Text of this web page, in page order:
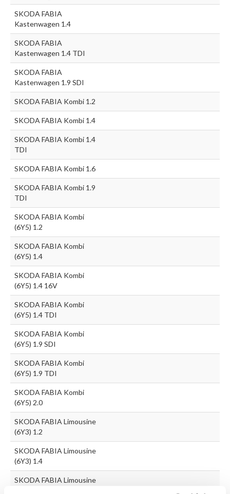
SKODA FABIA
Kastenwagen 1.4
SKODA FABIA
Kastenwagen 1.4 TDI
SKODA FABIA
Kastenwagen 1.9 SDI
SKODA FABIA Kombi 1.2
SKODA FABIA Kombi 1.4
SKODA FABIA Kombi 1.4
TDI
SKODA FABIA Kombi 1.6
SKODA FABIA Kombi 1.9
TDI
SKODA FABIA Kombi
(6Y5) 1.2
SKODA FABIA Kombi
(6Y5) 1.4
SKODA FABIA Kombi
(6Y5) 1.4 16V
SKODA FABIA Kombi
(6Y5) 1.4 TDI
SKODA FABIA Kombi
(6Y5) 1.9 SDI
SKODA FABIA Kombi
(6Y5) 1.9 TDI
SKODA FABIA Kombi
(6Y5) 2.0
SKODA FABIA Limousine
(6Y3) 1.2
SKODA FABIA Limousine
(6Y3) 1.4
SKODA FABIA Limousine